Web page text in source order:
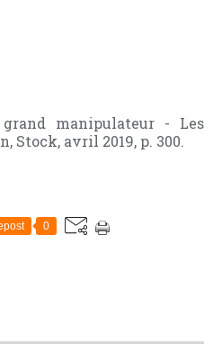
manipulateur - Les
Stock, avril 2019, p. 300.
0